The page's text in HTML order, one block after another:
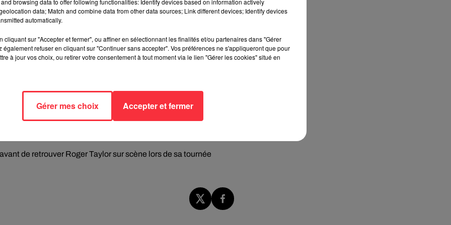
guerres, la pollution, les tensions religieuses et le manque de
et du respect dans un monde qu'il juge de plus en plus
dontA Beautiful World,Violence Insane,What Really Matters
de la production, du chant et de l'interprétation. L'album
J. Macrae
ainsi que les membres de son groupe de scène.
a récemment laissé entendre que de nouvelles
perspective particulièrement attendue, près de trente ans après
publié après la disparition de
de retrouver Roger Taylor sur scène lors de sa tournée
data; Match and combine data from other data sources; Link different devices; Identify devices
automatically.
cliquant sur "Accepter et fermer", ou affiner en sélectionnant les finalités et/ou partenaires dans "Gérer
également refuser en cliquant sur "Continuer sans accepter". Vos préférences ne s'appliqueront que pour
à jour vos choix, ou retirer votre consentement à tout moment via le lien "Gérer les cookies" situé en
Gérer mes choix Accepter et fermer